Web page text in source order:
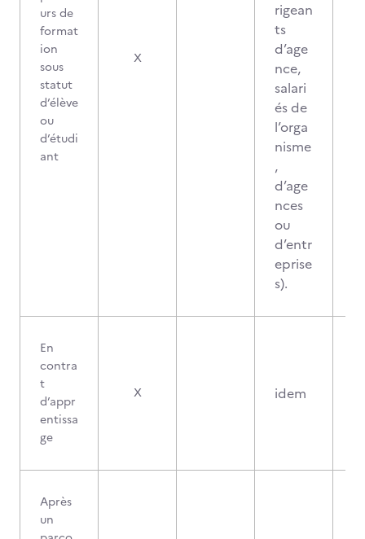
urs de
format
ion
sous
statut
d’élève
ou
d’étudi
ant
X
rigean
ts
d’age
nce,
salari
és de
l’orga
nisme
,
d’age
nces
ou
d’entr
eprise
s).
En
contra
t
d’appr
entissa
ge
X idem
Après
un